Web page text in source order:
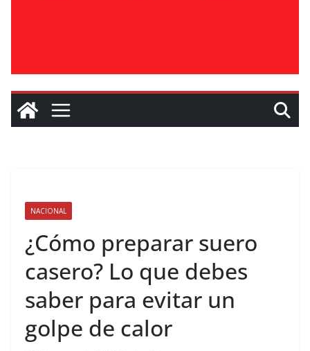
NACIONAL
¿Cómo preparar suero
casero? Lo que debes
saber para evitar un
golpe de calor